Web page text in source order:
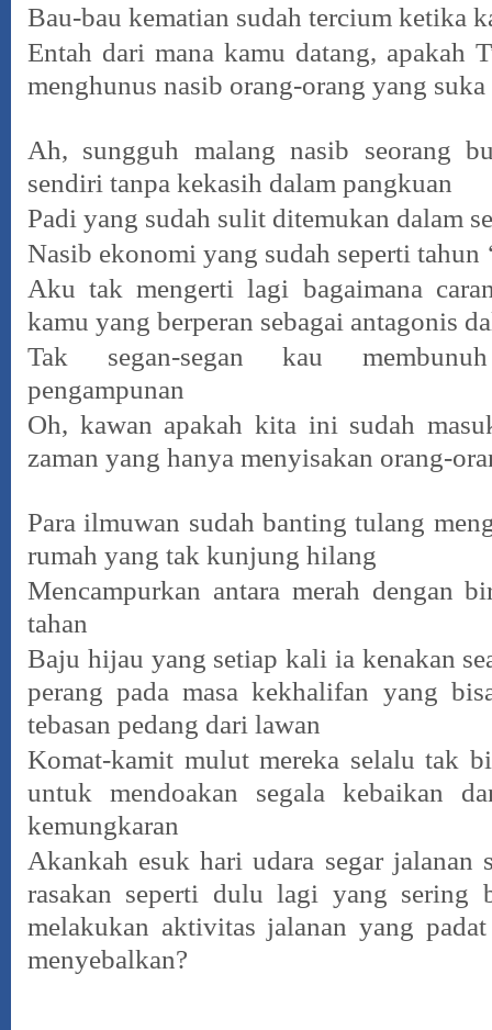
Bau-bau kematian sudah tercium ketika
Entah dari mana kamu datang, apakah
menghunus nasib orang-orang yang suka
Ah, sungguh malang nasib seorang
sendiri tanpa kekasih dalam pangkuan
Padi yang sudah sulit ditemukan dalam
Nasib ekonomi yang sudah seperti tahun
Aku tak mengerti lagi bagaimana
kamu yang berperan sebagai antagonis
Tak segan-segan kau
pengampunan
Oh, kawan apakah kita ini sudah
zaman yang hanya menyisakan orang-
Para ilmuwan sudah banting tulang
rumah yang tak kunjung hilang
Mencampurkan antara merah dengan
tahan
Baju hijau yang setiap kali ia kenakan
perang pada masa kekhalifan yang
tebasan pedang dari lawan
Komat-kamit mulut mereka selalu tak
untuk mendoakan segala kebaikan
kemungkaran
Akankah esuk hari udara segar jalanan
rasakan seperti dulu lagi yang sering
melakukan aktivitas jalanan yang
menyebalkan?